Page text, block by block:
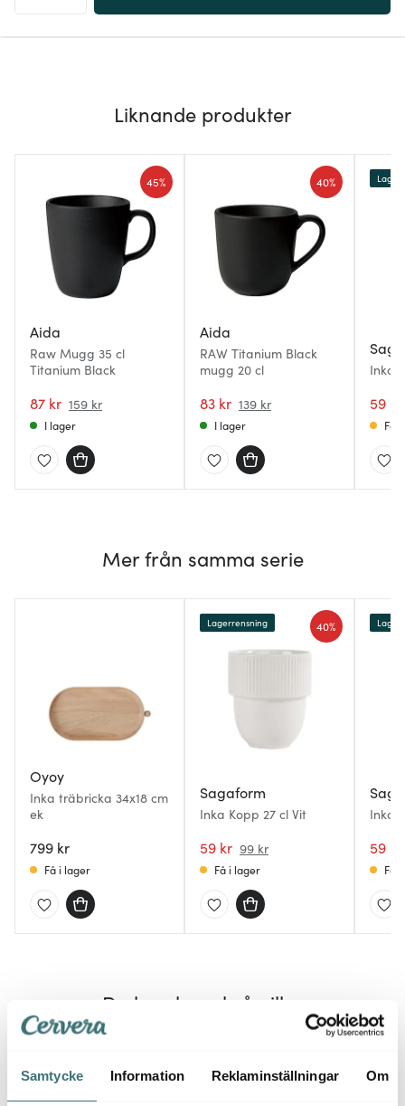
Samtycke Information Reklaminställningar Om
Liknande produkter
Aida
Raw Mugg 35 cl
Titanium Black
87 kr 159 kr
45%
I lager
Aida
RAW Titanium Black
mugg 20 cl
83 kr 139 kr
40%
I lager
Inka
59 kr
Få
Mer från samma serie
Oyoy
Inka träbricka 34x18 cm
ek
799 kr
Få i lager
Sagaform
Inka Kopp 27 cl Vit
59 kr 99 kr
40%
Lagerrensning
Få i lager
Inka
59 kr
Få
Du kanske också gillar